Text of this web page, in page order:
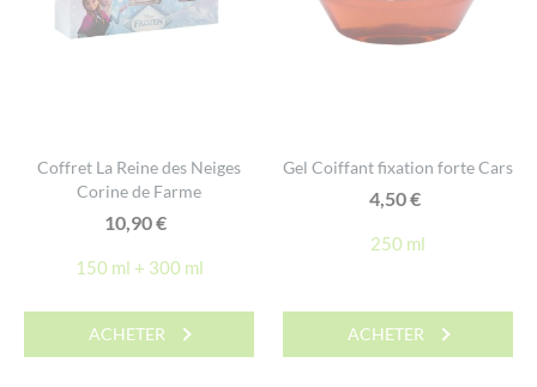
Coffret La Reine des Neiges
Corine de Farme
10,90€
150 ml + 300 ml
ACHETER
Gel Coiffant fixation forte Cars
4,50€
250 ml
ACHETER